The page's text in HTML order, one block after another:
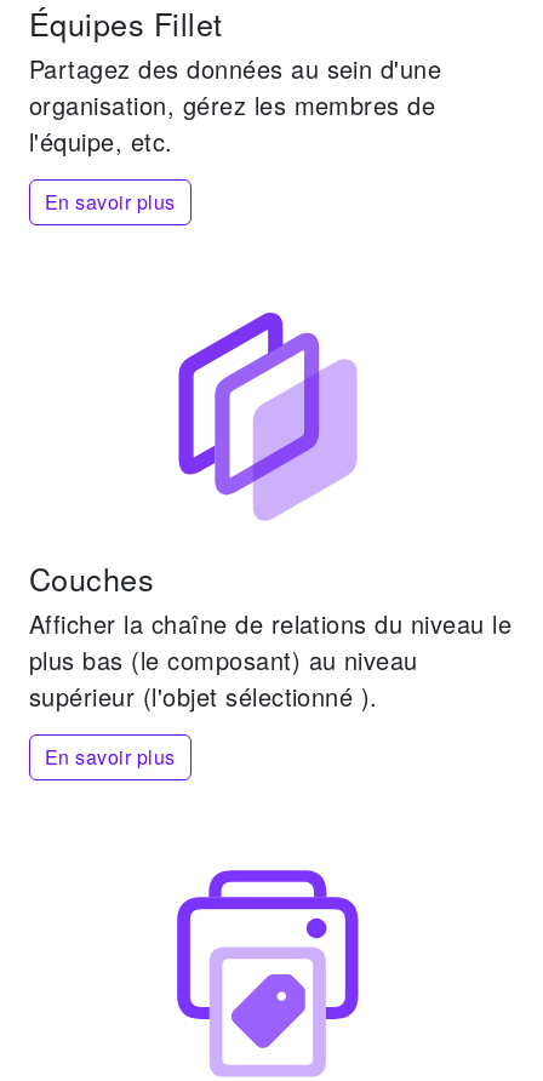
Équipes Fillet
Partagez des données au sein d'une
organisation, gérez les membres de
l'équipe, etc.
En savoir plus
Couches
Afficher la chaîne de relations du niveau le
plus bas (le composant) au niveau
supérieur (l'objet sélectionné ).
En savoir plus